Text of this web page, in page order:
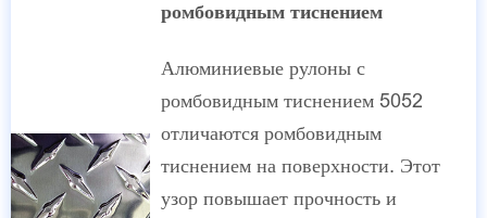
ромбовидным тиснением
Алюминиевые рулоны с
ромбовидным тиснением 5052
отличаются ромбовидным
тиснением на поверхности. Этот
узор повышает прочность и